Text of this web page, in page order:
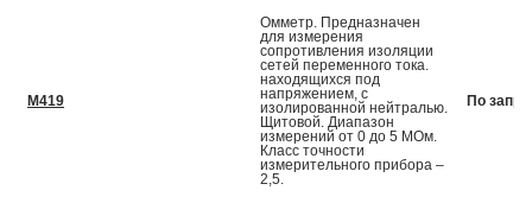
M419
Омметр. Предназначен
для измерения
сопротивления изоляции
сетей переменного тока.
находящихся под
напряжением, с
изолированной нейтралью.
Щитовой. Диапазон
измерений от 0 до 5 МОм.
Класс точности
измерительного прибора –
2,5.
По